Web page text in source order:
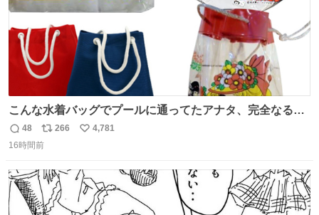
こんな水着バッグでプールに通ってたアナタ、完全なる同
世代（笑） #70年代 #80年代 #昭和レトロ
返
信
48
リ
ポ
ト
数
266
い
数
4,781
16時間前